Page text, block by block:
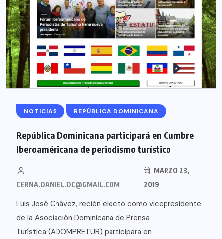
NOTICIAS REPÚBLICA DOMINICANA
República Dominicana participará en Cumbre
Iberoaméricana de periodismo turístico
CERNA.DANIEL.DC@GMAIL.COM
MARZO 23,
2019
Luis José Chávez, recién electo como vicepresidente
de la Asociación Dominicana de Prensa
Turística (ADOMPRETUR) participara en